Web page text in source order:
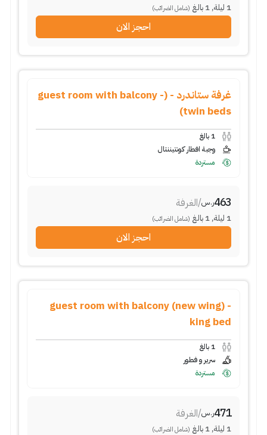
1 ليلة,
1 بالغ (شامل الضرائب)
احجز الان
غرفة ستاندرد - (guest room with balcony -
twin beds)
1 بالغ
وجبة افطار كونتيننتال
مستردة
463ر.س/الغرفة
1 ليلة,
1 بالغ (شامل الضرائب)
احجز الان
guest room with balcony (new wing) -
king bed
1 بالغ
سرير و فطور
مستردة
471ر.س/الغرفة
1 ليلة,
1 بالغ (شامل الضرائب)